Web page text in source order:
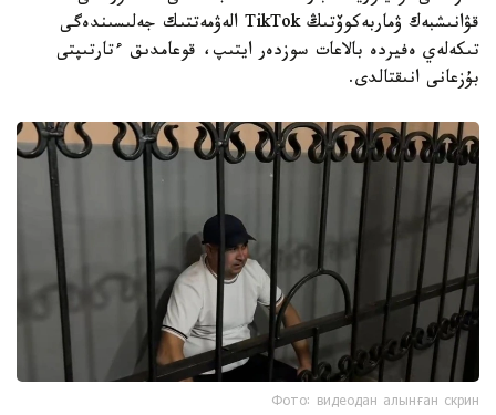
قۋانىشبەك ۋماربەكوۆتىڭ TikTok الەۋمەتتىك جەلىسىندەگى
تىكەلەي ەفيردە بالاعات سوزدەر ايتىپ، قوعامدىق ءتارتىپتى
بۇزعانى انىقتالدى.
Фото: видеодан алынған скрин